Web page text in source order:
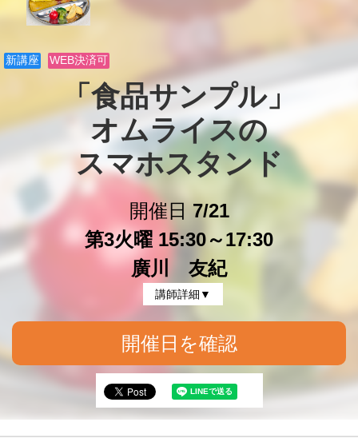
新講座 WEB決済可
「食品サンプル」
オムライスの
スマホスタンド
開催日 7/21
第3火曜 15:30～17:30
廣川 友紀
講師詳細▼
開催日を確認